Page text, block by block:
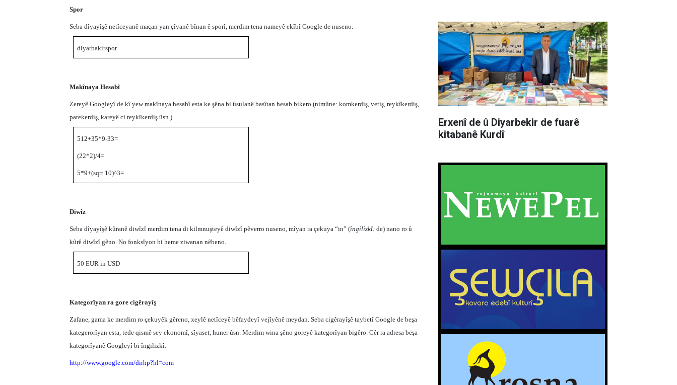
Spor
Seba dîyayîşê netîceyanê maçan yan çîyanê bînan ê sporî, merdim tena nameyê ekîbî Google de nuseno.
diyarbakirspor
Makînaya Hesabî
Zereyê Googleyî de kî yew makînaya hesabî esta ke şêna bi ûsulanê basîtan hesab bikero (nimûne: komkerdiş, vetiş, reykîkerdiş,
parekerdiş, kareyê ci reykîkerdiş ûsn.)
512+35*9-33=
(22*2)/4=
5*9+(sqrt 10)^3=
Diwîz
Seba dîyayîşê kûranê diwîzî merdim tena di kilmnuşteyê diwîzî pêverro nuseno, mîyan ra çekuya “in” (îngilizkî: de) nano ro û
kûrê diwîzî gêno. No fonksîyon bi heme ziwanan nêbeno.
50 EUR in USD
Kategorîyan ra gore cigêrayîş
Zafane, gama ke merdim ro çekuyêk gêreno, xeylê netîceyê bêfaydeyî vejîyênê meydan. Seba cigêrayîşê taybetî Google de beşa
kategerorîyan esta, tede qismê sey ekonomî, sîyaset, huner ûsn. Merdim wina şêno goreyê kategorîyan bigêro. Cêr ra adresa beşa
kategorîyanê Googleyî bi îngilizkî:
http://www.google.com/dirhp?hl=com
Erxenî de û Diyarbekir de fuarê
kitabanê Kurdî